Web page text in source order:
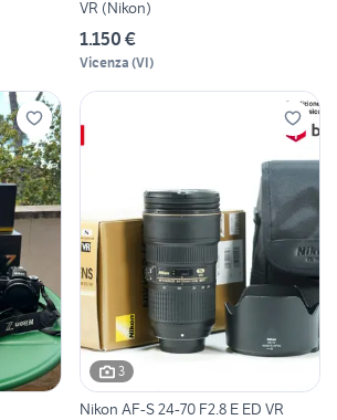
VR (Nikon)
1.150 €
Vicenza (VI)
3
Nikon AF-S 24-70 F2.8 E ED VR